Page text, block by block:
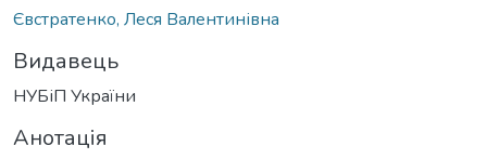
Євстратенко, Леся Валентинівна
Видавець
НУБіП України
Анотація